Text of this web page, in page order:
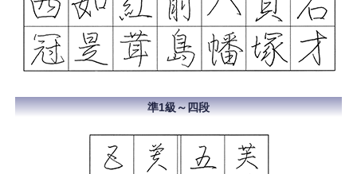
準1級～四段